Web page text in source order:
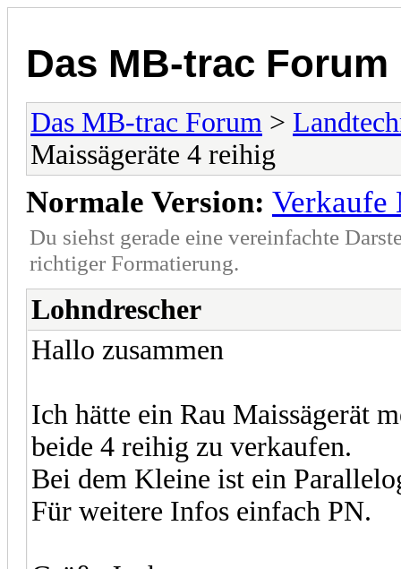
Das MB-trac Forum
Das MB-trac Forum >
Maissägeräte 4 reihig
Normale Version: Verkaufe
Du siehst gerade eine vereinfachte
richtiger Formatierung.
Lohndrescher
Hallo zusammen
Ich hätte ein Rau Maissägerät
beide 4 reihig zu verkaufen.
Bei dem Kleine ist ein
Für weitere Infos einfach PN.